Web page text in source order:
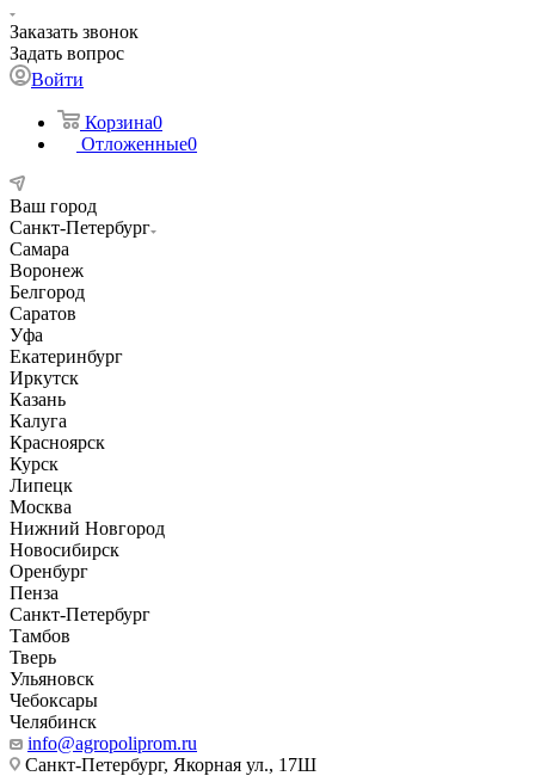
Заказать звонок
Задать вопрос
Войти
Корзина0
Отложенные0
Ваш город
Санкт-Петербург
Самара
Воронеж
Белгород
Саратов
Уфа
Екатеринбург
Иркутск
Казань
Калуга
Красноярск
Курск
Липецк
Москва
Нижний Новгород
Новосибирск
Оренбург
Пенза
Санкт-Петербург
Тамбов
Тверь
Ульяновск
Чебоксары
Челябинск
info@agropoliprom.ru
Санкт-Петербург, Якорная ул., 17Ш